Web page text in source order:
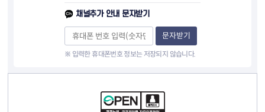
채널추가 안내 문자받기
문자받기
※ 입력한 휴대폰번호 정보는 저장되지 않습니다.